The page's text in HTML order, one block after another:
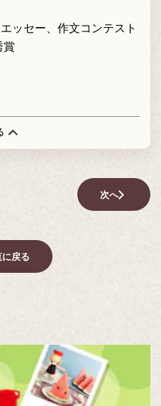
ッセー、作文コンテスト
賞
次へ
戻る